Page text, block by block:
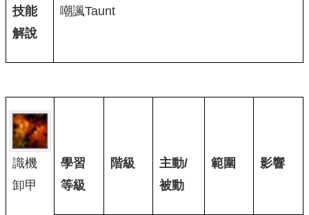
技能
解說
嘲諷Taunt
識機
卸甲
學習
等級
階級
主動/
被動
範圍 影響